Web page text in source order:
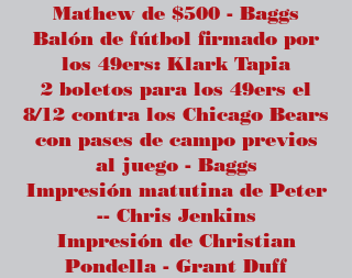
Mathew de $500 - Baggs
Balón de fútbol firmado por
los 49ers: Klark Tapia
2 boletos para los 49ers el
8/12 contra los Chicago Bears
con pases de campo previos
al juego - Baggs
Impresión matutina de Peter
-- Chris Jenkins
Impresión de Christian
Pondella - Grant Duff